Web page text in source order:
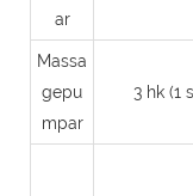
ar
Massa
gepu
mpar
3 hk (1